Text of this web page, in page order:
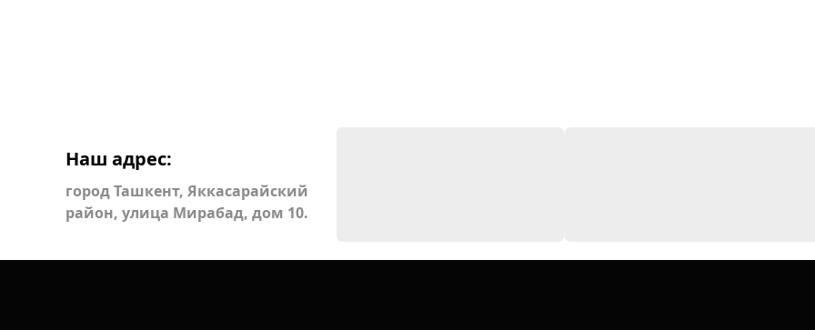
Наш адрес:
город Ташкент, Яккасарайский
район, улица Мирабад, дом 10.